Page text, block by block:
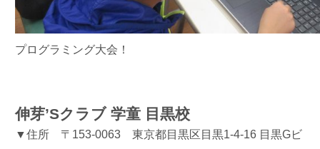
プログラミング大会！
伸芽’Sクラブ 学童 目黒校
▼住所 〒153-0063 東京都目黒区目黒1-4-16 目黒Gビ